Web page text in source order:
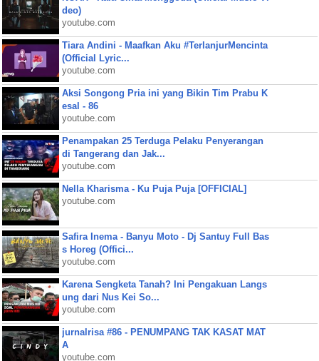
deo)
youtube.com
Tiara Andini - Maafkan Aku #TerlanjurMencinta
(Official Lyric...
youtube.com
Aksi Songong Pria ini yang Bikin Tim Prabu K
esal - 86
youtube.com
Penampakan 25 Terduga Pelaku Penyerangan
di Tangerang dan Jak...
youtube.com
Nella Kharisma - Ku Puja Puja [OFFICIAL]
youtube.com
Safira Inema - Banyu Moto - Dj Santuy Full Bas
s Horeg (Offici...
youtube.com
Karena Sengketa Tanah? Ini Pengakuan Langs
ung dari Nus Kei So...
youtube.com
jurnalrisa #86 - PENUMPANG TAK KASAT MAT
A
youtube.com